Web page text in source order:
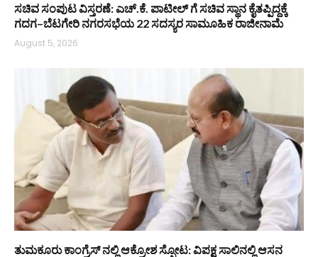
ಸಚಿವ ಸಂಪುಟ ವಿಸ್ತರಣೆ: ಎಚ್.ಕೆ. ಪಾಟೀಲ್ ಗೆ ಸಚಿವ ಸ್ಥಾನ ಕೈತಪ್ಪಿದ್ದಕ್ಕೆ
ಗದಗ–ಬೆಟಗೇರಿ ನಗರಸಭೆಯ 22 ಸದಸ್ಯರ ಸಾಮೂಹಿಕ ರಾಜೀನಾಮೆ
August 5, 2026
ತುಮಕೂರು ಕಾಂಗ್ರೆಸ್ ನಲ್ಲಿ ಆಕ್ರೋಶ ಸ್ಫೋಟ: ವಿಪಕ್ಷ ಸಾಲಿನಲ್ಲಿ ಆಸನ